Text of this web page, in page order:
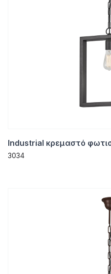
Industrial κρεμαστό
3034